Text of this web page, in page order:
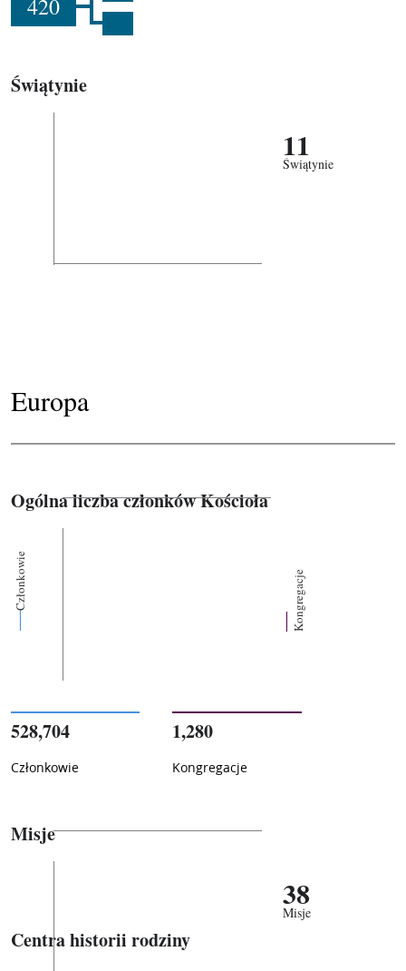
420
Świątynie
11
Świątynie
Europa
Ogólna liczba członków Kościoła
Członkowie Kongregacje
528,704
Członkowie
1,280
Kongregacje
Misje
38
Misje
Centra historii rodziny